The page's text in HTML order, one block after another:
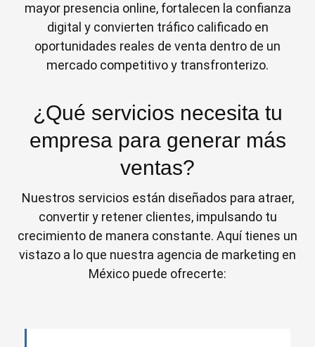
mayor presencia online, fortalecen la confianza
digital y convierten tráfico calificado en
oportunidades reales de venta dentro de un
mercado competitivo y transfronterizo.
¿Qué servicios necesita tu
empresa para generar más
ventas?
Nuestros servicios están diseñados para atraer,
convertir y retener clientes, impulsando tu
crecimiento de manera constante. Aquí tienes un
vistazo a lo que nuestra agencia de marketing en
México puede ofrecerte: